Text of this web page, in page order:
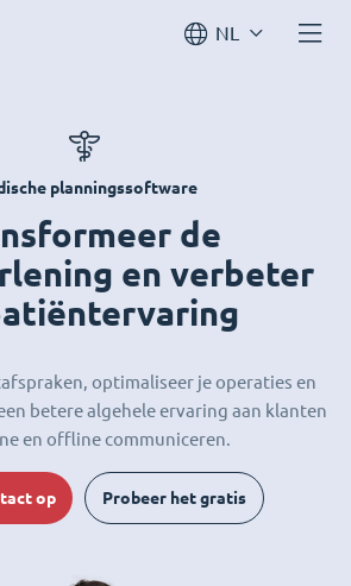
NL
planningssoftware
de
en verbeter
optimaliseer je operaties en
betere algehele ervaring aan klanten
en offline communiceren.
op Probeer het gratis